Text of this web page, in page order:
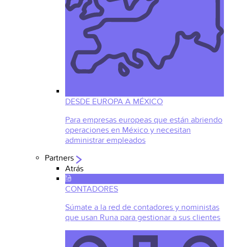
DESDE EUROPA A MÉXICO
Para empresas europeas que están abriendo
operaciones en México y necesitan
administrar empleados
Partners
Atrás
CONTADORES
Súmate a la red de contadores y noministas
que usan Runa para gestionar a sus clientes